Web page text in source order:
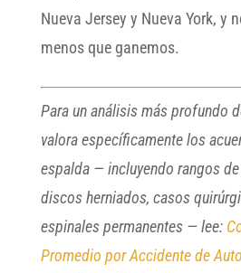
Nueva Jersey y Nueva York, y
menos que ganemos.
Para un análisis más profundo
valora específicamente los
espalda — incluyendo rangos
discos herniados, casos
espinales permanentes — lee:
Promedio por Accidente de